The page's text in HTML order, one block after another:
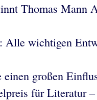
Thomas Mann
Alle wichtigen
großen
für Literatur